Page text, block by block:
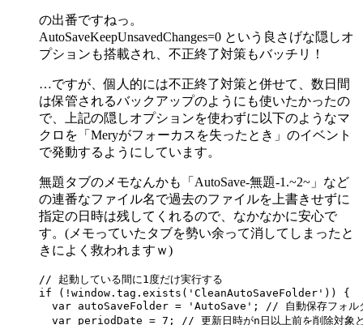
の出番ですねっ。
AutoSaveKeepUnsavedChanges=0 という良さげな隠しオ
プションも搭載され、不正終了対策もバッチリ！
…ですが、個人的には不正終了対策と併せて、数日間
は保管されるバックアップのようにも使いたかったの
で、上記の隠しオプションを使わずに以下のようなマ
クロを「Meryがフォーカスを失ったとき」のイベント
で発動するようにしています。
無題タブのメモなんかも「AutoSave-無題-1.~2~」など
の連番なファイル名で過去のファイルを上書きせずに
指定の日時は残してくれるので、なかなかに安心で
す。(メモっていたタブを勢い余って消してしまったと
きによく救われますｗ)
// 起動している間に1度だけ実行する
if (!window.tag.exists('CleanAutoSaveFolder')) {
var autoSaveFolder = 'AutoSave'; // 自動保存フォル
var periodDate = 7; // 更新日時がn日以上前を削除対象